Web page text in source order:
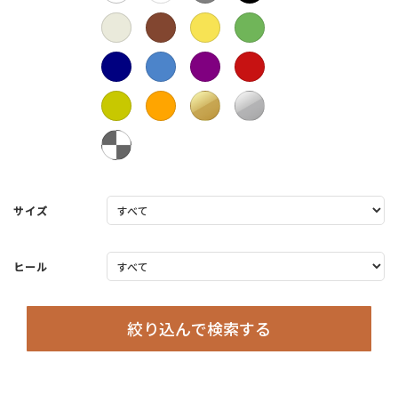
サイズ
ヒール
絞り込んで検索する